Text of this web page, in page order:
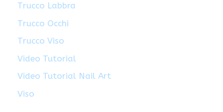
Trucco Labbra
Trucco Occhi
Trucco Viso
Video Tutorial
Video Tutorial Nail Art
Viso